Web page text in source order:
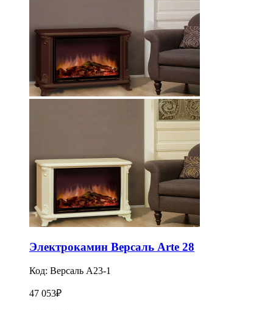
Электрокамин Версаль Arte 28
Код: Версаль A23-1
47 053₽